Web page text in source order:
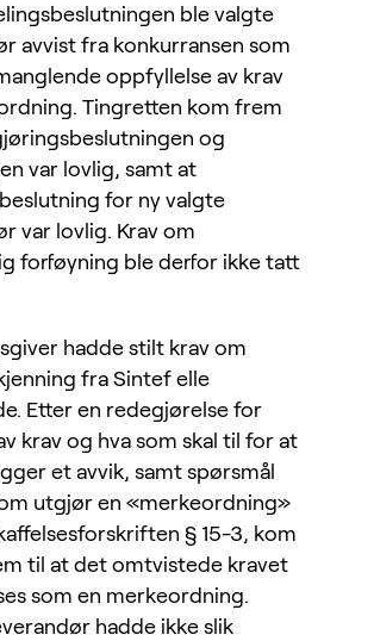
ble valgte
avvist fra konkurransen som
oppfyllelse av krav
Tingretten kom frem
og
var lovlig, samt at
for ny valgte
var lovlig. Krav om
forføyning ble derfor ikke tatt
hadde stilt krav om
fra Sintef elle
Etter en redegjørelse for
krav og hva som skal til for at
et avvik, samt spørsmål
utgjør en «merkeordning»
§ 15-3, kom
til at det omtvistede kravet
som en merkeordning.
hadde ikke slik